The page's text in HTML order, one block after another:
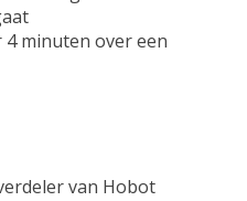
4 minuten over een
van Hobot